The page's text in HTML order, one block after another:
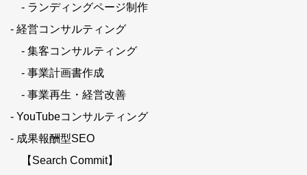
- ランディングページ制作
- 経営コンサルティング
- 集客コンサルティング
- 事業計画書作成
- 事業再生・経営改善
- YouTubeコンサルティング
- 成果報酬型SEO
【Search Commit】